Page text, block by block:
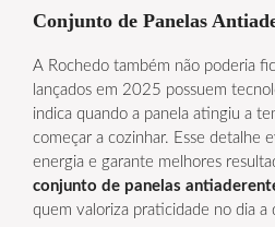
Conjunto de Panelas
A Rochedo também não poderia
lançados em 2025 possuem
indica quando a panela atingiu a
começar a cozinhar. Esse detalhe
energia e garante melhores
conjunto de panelas
quem valoriza praticidade no dia a